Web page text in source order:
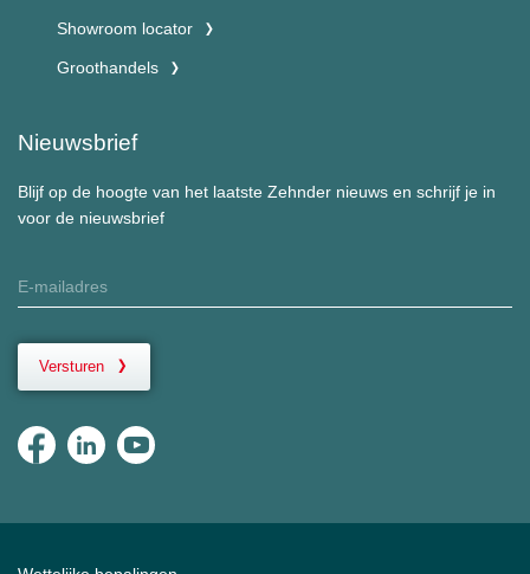
Showroom locator
Groothandels
Nieuwsbrief
Blijf op de hoogte van het laatste Zehnder nieuws en schrijf je in
voor de nieuwsbrief
Versturen